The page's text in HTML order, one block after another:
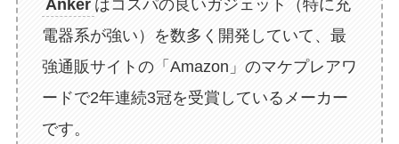
Anker はコスパの良いガジェット（特に充
電器系が強い）を数多く開発していて、最
強通販サイトの「Amazon」のマケプレアワ
ードで2年連続3冠を受賞しているメーカー
です。